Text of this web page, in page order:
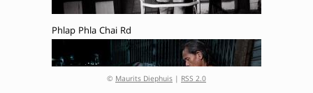
Phlap Phla Chai Rd
© Maurits Diephuis | RSS 2.0